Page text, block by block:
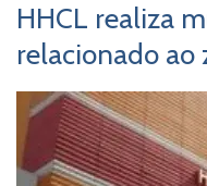
HHCL realiza
relacionado ao